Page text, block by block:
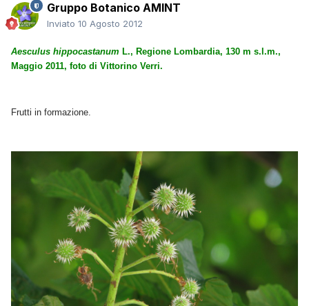
Gruppo Botanico AMINT
Inviato 10 Agosto 2012
Aesculus hippocastanum L., Regione Lombardia, 130 m s.l.m.,
Maggio 2011, foto di Vittorino Verri.
Frutti in formazione.